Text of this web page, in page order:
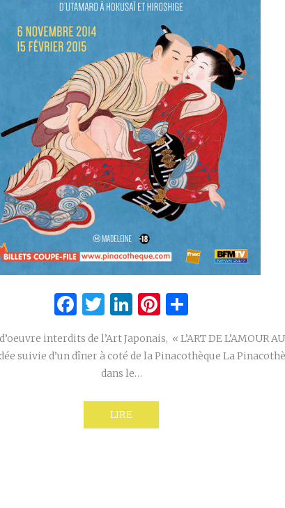
Facebook
Twitter
LinkedIn
Pinterest
interdits de l’Art Japonais, « L’ART DE L’AMOUR
suivie d’un dîner à coté de la Pinacothèque La
dans le…
LIRE